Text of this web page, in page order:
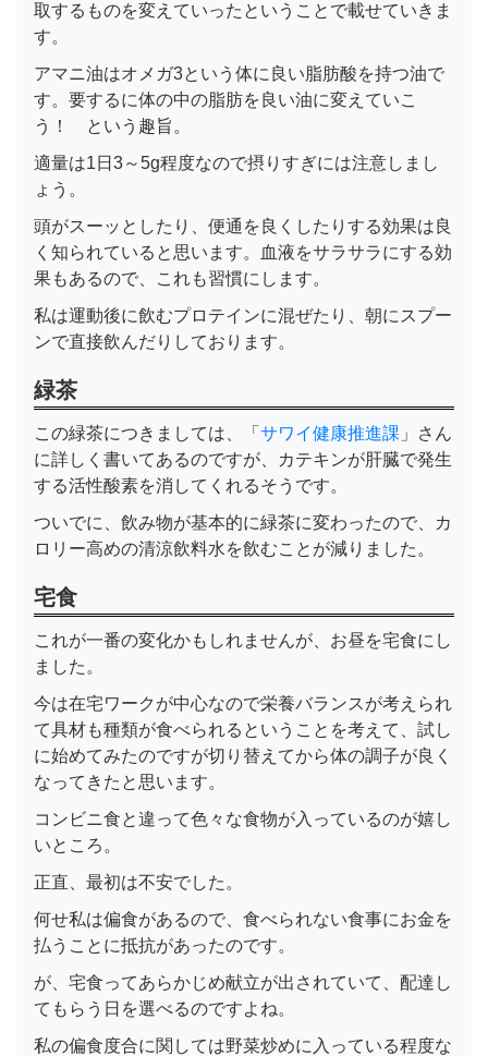
取するものを変えていったということで載せていきま
す。
アマニ油はオメガ3という体に良い脂肪酸を持つ油で
す。要するに体の中の脂肪を良い油に変えていこ
う！ という趣旨。
適量は1日3～5g程度なので摂りすぎには注意しまし
ょう。
頭がスーッとしたり、便通を良くしたりする効果は良
く知られていると思います。血液をサラサラにする効
果もあるので、これも習慣にします。
私は運動後に飲むプロテインに混ぜたり、朝にスプー
ンで直接飲んだりしております。
緑茶
この緑茶につきましては、「 サワイ健康推進課 」さん
に詳しく書いてあるのですが、カテキンが肝臓で発生
する活性酸素を消してくれるそうです。
ついでに、飲み物が基本的に緑茶に変わったので、カ
ロリー高めの清涼飲料水を飲むことが減りました。
宅食
これが一番の変化かもしれませんが、お昼を宅食にし
ました。
今は在宅ワークが中心なので栄養バランスが考えられ
て具材も種類が食べられるということを考えて、試し
に始めてみたのですが切り替えてから体の調子が良く
なってきたと思います。
コンビニ食と違って色々な食物が入っているのが嬉し
いところ。
正直、最初は不安でした。
何せ私は偏食があるので、食べられない食事にお金を
払うことに抵抗があったのです。
が、宅食ってあらかじめ献立が出されていて、配達し
てもらう日を選べるのですよね。
私の偏食度合に関しては野菜炒めに入っている程度な